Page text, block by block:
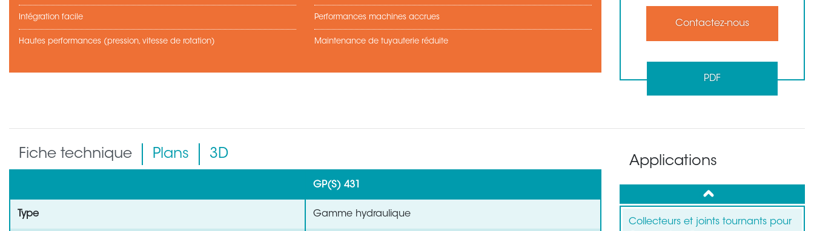
Intégration facile
Hautes performances (pression, vitesse de rotation)
Performances machines accrues
Maintenance de tuyauterie réduite
Contactez-nous
PDF
Fiche technique Plans 3D
GP(S) 431
Type Gamme hydraulique
Applications
up
Collecteurs et joints tournants pour